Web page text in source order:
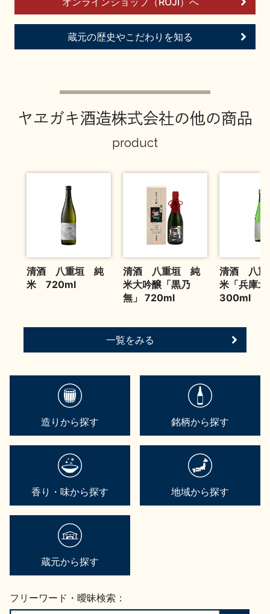
蔵元の歴史やこだわりを知る
ヤヱガキ酒造株式会社の他の商品
product
清酒 八重垣 純
米 720ml
清酒 八重垣 純
米大吟醸「黒乃
無」 720ml
清酒 八
米「兵庫
300ml
一覧をみる
造りから探す 銘柄から探す
香り・味から探す 地域から探す
蔵元から探す
フリーワード・曖昧検索：